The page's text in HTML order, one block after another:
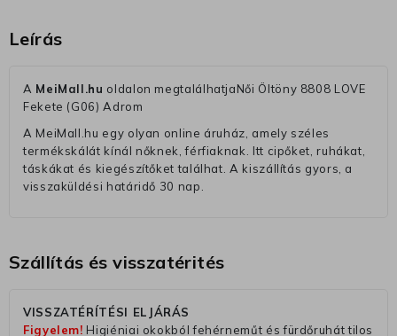
Leírás
A MeiMall.hu oldalon megtalálhatjaNői Öltöny 8808 LOVE
Fekete (G06) Adrom
A MeiMall.hu egy olyan online áruház, amely széles
termékskálát kínál nőknek, férfiaknak. Itt cipőket, ruhákat,
táskákat és kiegészítőket találhat. A kiszállítás gyors, a
visszaküldési határidő 30 nap.
Szállítás és visszatérités
VISSZATÉRÍTÉSI ELJÁRÁS
Figyelem! Higiéniai okokból fehérneműt és fürdőruhát tilos